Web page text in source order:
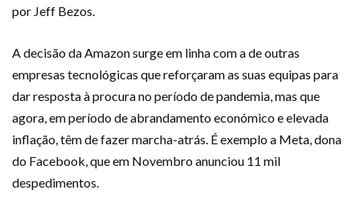
por Jeff Bezos.
A decisão da Amazon surge em linha com a de outras
empresas tecnológicas que reforçaram as suas equipas para
dar resposta à procura no período de pandemia, mas que
agora, em período de abrandamento económico e elevada
inflação, têm de fazer marcha-atrás. É exemplo a Meta, dona
do Facebook, que em Novembro anunciou 11 mil
despedimentos.